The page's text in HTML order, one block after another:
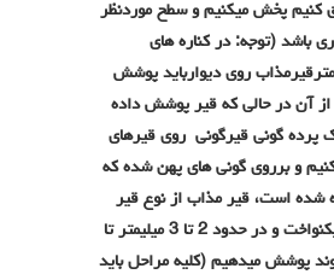
کنیم پخش میکنیم و سطح موردنظر
باشد (توجه: در کناره های
تا 15 سانتی مترقیرمذاب روی دیوارباید پوشش
از آن در حالی که قیر پوشش داده
پرده گونی قیرگونی روی قیرهای
و برروی گونی های پهن شده که
شده است، قیر مذاب از نوع قیر
مخلوط یا قیر 85.25 بطوریکنواخت و در حدود 2 تا 3 میلیمتر تا
پوشش میدهیم (کلیه مراحل باید